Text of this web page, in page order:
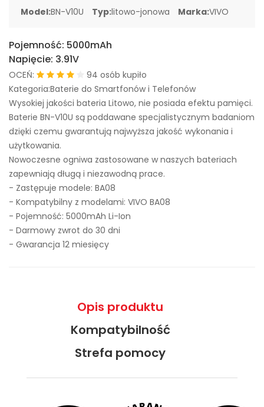
Model:BN-V10U Typ:litowo-jonowa Marka:VIVO
Pojemność: 5000mAh
Napięcie: 3.91V
OCEŃ:
94 osób kupiło
Kategoria:Baterie do Smartfonów i Telefonów
Wysokiej jakości bateria Litowo, nie posiada efektu pamięci.
Baterie BN-V10U są poddawane specjalistycznym badaniom
dzięki czemu gwarantują najwyższa jakość wykonania i
użytkowania.
Nowoczesne ogniwa zastosowane w naszych bateriach
zapewniają długą i niezawodną prace.
- Zastępuje modele: BA08
- Kompatybilny z modelami: VIVO BA08
- Pojemność: 5000mAh Li-Ion
- Darmowy zwrot do 30 dni
- Gwarancja 12 miesięcy
Opis produktu
Kompatybilność
Strefa pomocy